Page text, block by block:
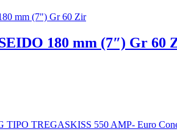
180 mm (7″) Gr 60